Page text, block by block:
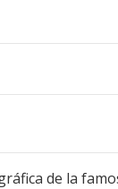
de la